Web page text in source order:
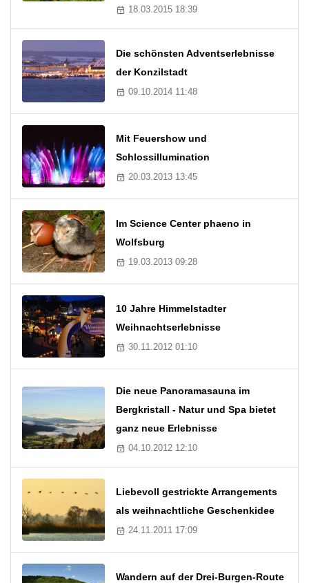
18.03.2015 18:39
Die schönsten Adventserlebnisse
der Konzilstadt
09.10.2014 11:48
Mit Feuershow und
Schlossillumination
20.03.2013 13:45
Im Science Center phaeno in
Wolfsburg
19.03.2013 09:28
10 Jahre Himmelstadter
Weihnachtserlebnisse
30.11.2012 01:10
Die neue Panoramasauna im
Bergkristall - Natur und Spa bietet
ganz neue Erlebnisse
04.10.2012 12:10
Liebevoll gestrickte Arrangements
als weihnachtliche Geschenkidee
24.11.2011 17:09
Wandern auf der Drei-Burgen-Route